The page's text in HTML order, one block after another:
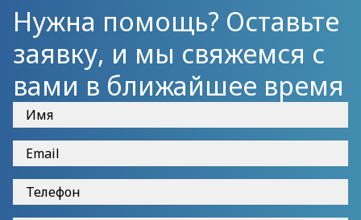
Нужна помощь? Оставьте
заявку, и мы свяжемся с
вами в ближайшее время